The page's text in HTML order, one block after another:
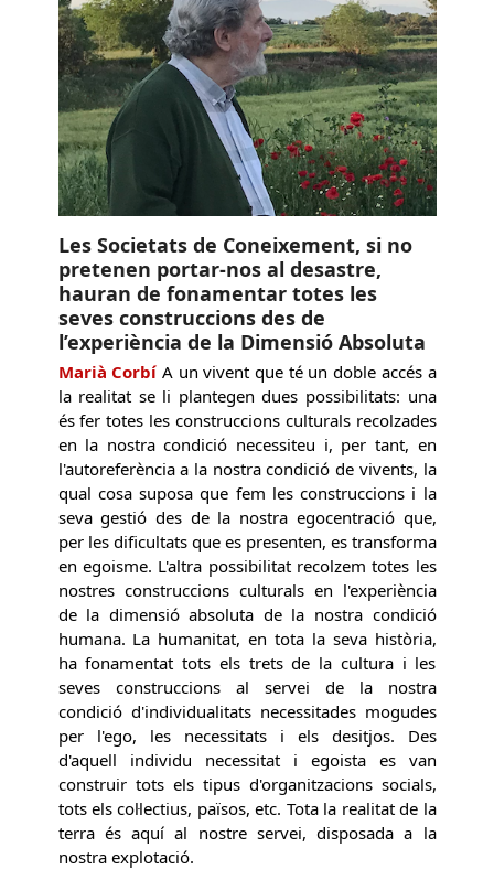
Les Societats de Coneixement, si no
pretenen portar-nos al desastre,
hauran de fonamentar totes les
seves construccions des de
l’experiència de la Dimensió Absoluta
Marià Corbí A un vivent que té un doble accés a
la realitat se li plantegen dues possibilitats: una
és fer totes les construccions culturals recolzades
en la nostra condició necessiteu i, per tant, en
l'autoreferència a la nostra condició de vivents, la
qual cosa suposa que fem les construccions i la
seva gestió des de la nostra egocentració que,
per les dificultats que es presenten, es transforma
en egoisme. L'altra possibilitat recolzem totes les
nostres construccions culturals en l'experiència
de la dimensió absoluta de la nostra condició
humana. La humanitat, en tota la seva història,
ha fonamentat tots els trets de la cultura i les
seves construccions al servei de la nostra
condició d'individualitats necessitades mogudes
per l'ego, les necessitats i els desitjos. Des
d'aquell individu necessitat i egoista es van
construir tots els tipus d'organitzacions socials,
tots els col·lectius, països, etc. Tota la realitat de la
terra és aquí al nostre servei, disposada a la
nostra explotació.